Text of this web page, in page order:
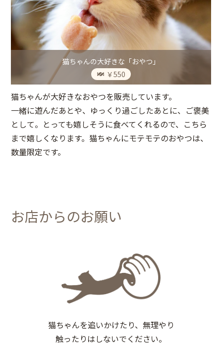
猫ちゃんの大好きな「おやつ」
￥550
猫ちゃんが大好きなおやつを販売しています。
一緒に遊んだあとや、ゆっくり過ごしたあとに、ご褒美
として。とっても嬉しそうに食べてくれるので、こちら
まで嬉しくなります。猫ちゃんにモテモテのおやつは、
数量限定です。
お店からのお願い
猫ちゃんを追いかけたり、無理やり
触ったりはしないでください。